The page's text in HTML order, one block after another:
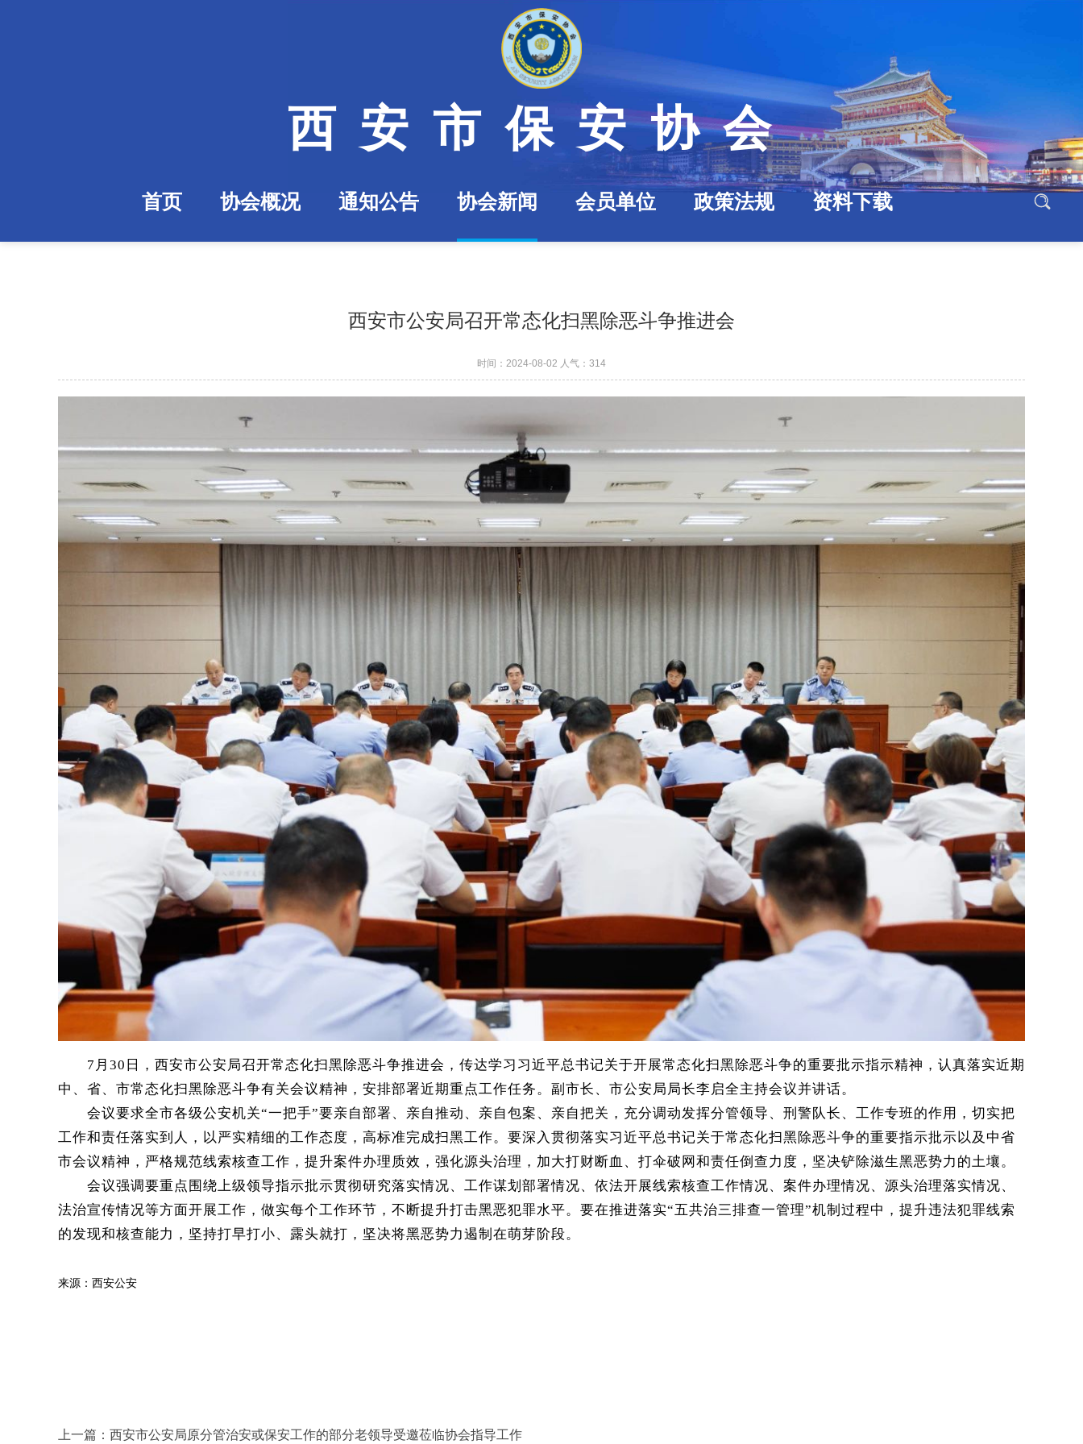
西安市保安协会
首页 协会概况 通知公告 协会新闻 会员单位 政策法规 资料下载
西安市公安局召开常态化扫黑除恶斗争推进会
时间：2024-08-02 人气： 314
7月30日，西安市公安局召开常态化扫黑除恶斗争推进会，传达学习习近平总书记关于开展常态化扫黑除恶斗争的重要批示指示精神，认真落实近期
中、省、市常态化扫黑除恶斗争有关会议精神，安排部署近期重点工作任务。副市长、市公安局局长李启全主持会议并讲话。
会议要求全市各级公安机关“一把手”要亲自部署、亲自推动、亲自包案、亲自把关，充分调动发挥分管领导、刑警队长、工作专班的作用，切实把
工作和责任落实到人，以严实精细的工作态度，高标准完成扫黑工作。要深入贯彻落实习近平总书记关于常态化扫黑除恶斗争的重要指示批示以及中省
市会议精神，严格规范线索核查工作，提升案件办理质效，强化源头治理，加大打财断血、打伞破网和责任倒查力度，坚决铲除滋生黑恶势力的土壤。
会议强调要重点围绕上级领导指示批示贯彻研究落实情况、工作谋划部署情况、依法开展线索核查工作情况、案件办理情况、源头治理落实情况、
法治宣传情况等方面开展工作，做实每个工作环节，不断提升打击黑恶犯罪水平。要在推进落实“五共治三排查一管理”机制过程中，提升违法犯罪线索
的发现和核查能力，坚持打早打小、露头就打，坚决将黑恶势力遏制在萌芽阶段。
来源：西安公安
上一篇： 西安市公安局原分管治安或保安工作的部分老领导受邀莅临协会指导工作